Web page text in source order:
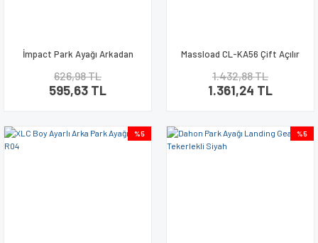
İmpact Park Ayağı Arkadan
Alüminyum
626,98 TL
595,63 TL
Massload CL-KA56 Çift Açılır
1.432,88 TL
1.361,24 TL
%5 %5